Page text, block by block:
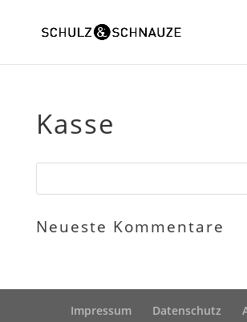
Kasse
Neueste Kommentare
Impressum Datenschutz